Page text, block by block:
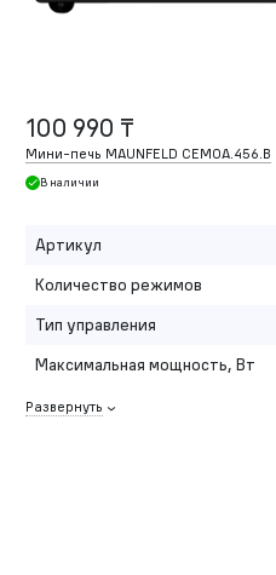
100 990 ₸
Мини-печь MAUNFELD CEMOA.456.B
В наличии
Артикул
Количество режимов
Тип управления
Максимальная мощность, Вт
Развернуть